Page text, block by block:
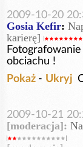
2009-10-20
Gosia Kefir:
karierę]
obciachu !
Pokaż - Ukryj
2009-10-21
[moderacja]: